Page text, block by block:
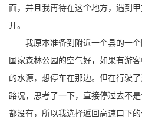
面，并且我再待在这个地方，遇到
开。
我原本准备到附近一个县的一
国家森林公园的空气好，如果有游
的水源，想停车在那边。但在行驶
路况，思考了一下，直接停过去不
都没有，所以我选择返回高速口下